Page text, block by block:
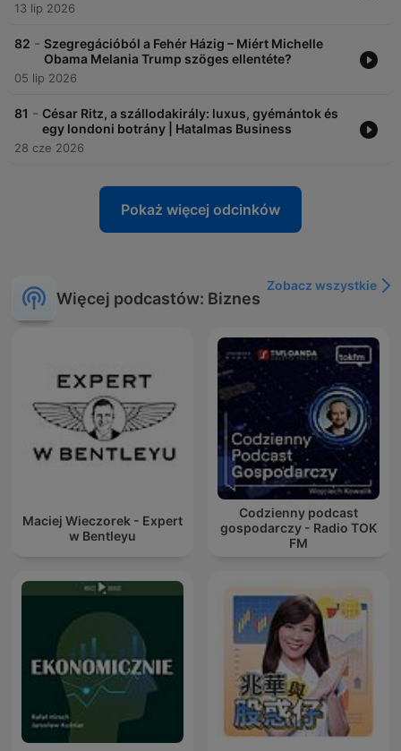
13 lip 2026
82 - Szegregációból a Fehér Házig – Miért Michelle
Obama Melania Trump szöges ellentéte?
05 lip 2026
81 - César Ritz, a szállodakirály: luxus, gyémántok és
egy londoni botrány | Hatalmas Business
28 cze 2026
Pokaż więcej odcinków
Więcej podcastów: Biznes
Zobacz wszystkie
Maciej Wieczorek - Expert
w Bentleyu
Codzienny podcast
gospodarczy - Radio TOK
FM